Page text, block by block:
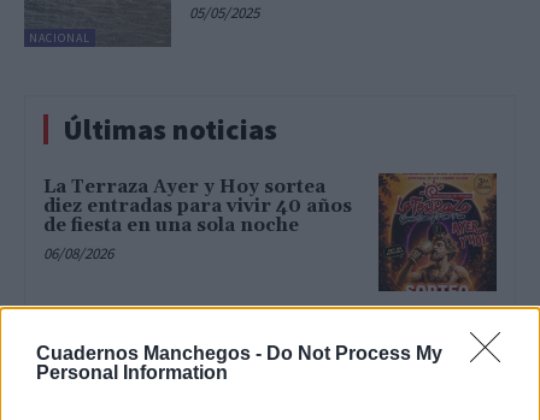
Cuadernos Manchegos - Do Not Process My
Personal Information
NACIONAL
05/05/2025
Últimas noticias
La Terraza Ayer y Hoy sortea
diez entradas para vivir 40 años
de fiesta en una sola noche
06/08/2026
Núñez lamenta que CLM siga
siendo la peor región de España
en tiempos de espera para una